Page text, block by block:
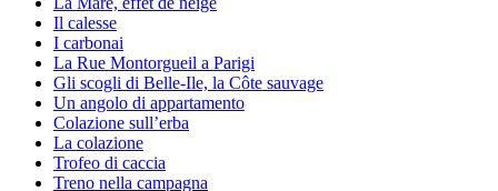
Il calesse
I carbonai
La Rue Montorgueil a Parigi
Gli scogli di Belle-Ile, la Côte sauvage
Un angolo di appartamento
Colazione sull’erba
La colazione
Trofeo di caccia
Treno nella campagna